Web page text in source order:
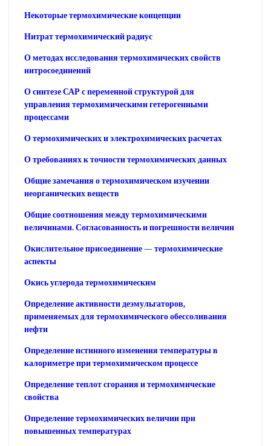
Некоторые термохимические концепции
Нитрат термохимический радиус
О методах исследования термохимических свойств
нитросоединений
О синтезе САР с переменной структурой для
управления термохимическими гетерогенными
процессами
О термохимических и электрохимических расчетах
О требованиях к точности термохимических данных
Общие замечания о термохимическом изучении
неорганических веществ
Общие соотношения между термохимическими
величинами. Согласованность и погрешности величин
Окислительное присоединение — термохимические
аспекты
Окись углерода термохимическим
Определение активности деэмульгаторов,
применяемых для термохимического обессоливания
нефти
Определение истинного изменения температуры в
калориметре при термохимическом процессе
Определение теплот сгорания и термохимические
свойства
Определение термохимических величии при
повышенных температурах